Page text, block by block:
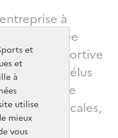
et
et
à
utilise
mieux
vous
à
de longue
pratique sportive
et élus
à travers le
locales,